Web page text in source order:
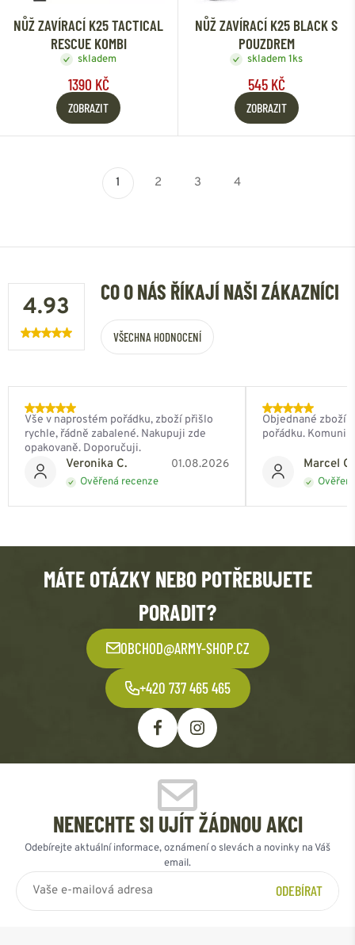
NŮŽ ZAVÍRACÍ K25 TACTICAL
RESCUE KOMBI
skladem
1390 KČ
ZOBRAZIT
NŮŽ ZAVÍRACÍ K25 BLACK S
POUZDREM
skladem 1ks
545 KČ
ZOBRAZIT
1 2 3 4
4.93
CO O NÁS ŘÍKAJÍ NAŠI ZÁKAZNÍCI
VŠECHNA HODNOCENÍ
Veronika C. 01.08.2026
Ověřená recenze
Vše v naprostém pořádku, zboží přišlo
rychle, řádně zabalené. Nakupuji zde
opakovaně. Doporučuji.
Marcel
Objednané zboží
pořádku.
MÁTE OTÁZKY NEBO POTŘEBUJETE
PORADIT?
OBCHOD@ARMY-SHOP.CZ
+420 737 465 465
NENECHTE SI UJÍT ŽÁDNOU AKCI
Odebírejte aktuální informace, oznámení o slevách a novinky na Váš
email.
ODEBÍRAT